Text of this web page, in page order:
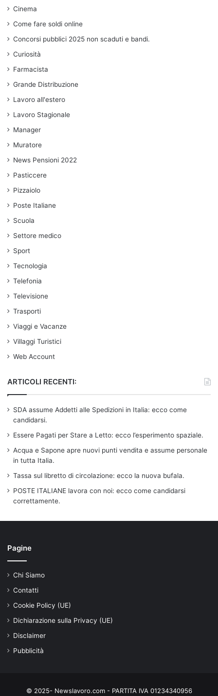
Cinema
Come fare soldi online
Concorsi pubblici 2025 non scaduti e bandi.
Curiosità
Farmacista
Grande Distribuzione
Lavoro all'estero
Lavoro Stagionale
Manager
Muratore
News Pensioni 2022
Pasticcere
Pizzaiolo
Poste Italiane
Scuola
Settore medico
Sport
Tecnologia
Telefonia
Televisione
Trasporti
Viaggi e Vacanze
Villaggi Turistici
Web Account
ARTICOLI RECENTI:
SDA assume Addetti alle Spedizioni in Italia: ecco come
candidarsi.
Essere Pagati per Stare a Letto: ecco l’esperimento spaziale.
Acqua e Sapone apre nuovi punti vendita e assume personale
in tutta Italia.
Tassa sul libretto di circolazione: ecco la nuova bufala.
POSTE ITALIANE lavora con noi: ecco come candidarsi
correttamente.
Pagine
Chi Siamo
Contatti
Cookie Policy (UE)
Dichiarazione sulla Privacy (UE)
Disclaimer
Pubblicità
© 2025- Newslavoro.com - PARTITA IVA 01234340956